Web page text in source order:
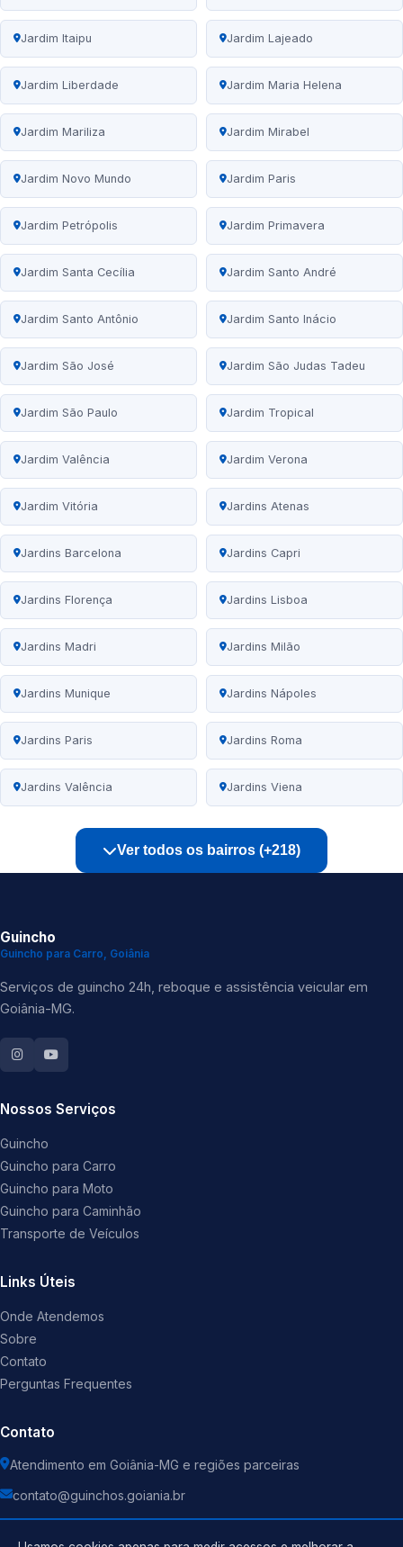
Jardim Itaipu Jardim Lajeado
Jardim Liberdade Jardim Maria Helena
Jardim Mariliza Jardim Mirabel
Jardim Novo Mundo Jardim Paris
Jardim Petrópolis Jardim Primavera
Jardim Santa Cecília Jardim Santo André
Jardim Santo Antônio Jardim Santo Inácio
Jardim São José Jardim São Judas Tadeu
Jardim São Paulo Jardim Tropical
Jardim Valência Jardim Verona
Jardim Vitória Jardins Atenas
Jardins Barcelona Jardins Capri
Jardins Florença Jardins Lisboa
Jardins Madri Jardins Milão
Jardins Munique Jardins Nápoles
Jardins Paris Jardins Roma
Jardins Valência Jardins Viena
Ver todos os bairros (+218)
Guincho
Guincho para Carro, Goiânia
Serviços de guincho 24h, reboque e assistência veicular em
Goiânia-MG.
Nossos Serviços
Guincho
Guincho para Carro
Guincho para Moto
Guincho para Caminhão
Transporte de Veículos
Links Úteis
Onde Atendemos
Sobre
Contato
Perguntas Frequentes
Contato
Atendimento em Goiânia-MG e regiões parceiras
contato@guinchos.goiania.br